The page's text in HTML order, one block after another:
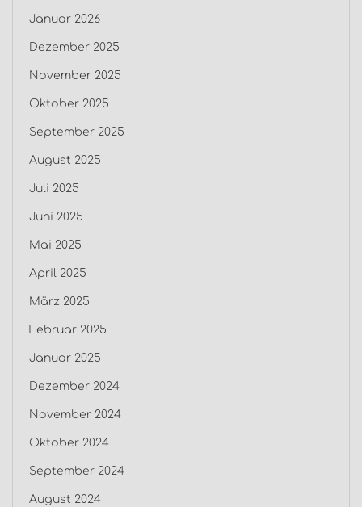
Januar 2026
Dezember 2025
November 2025
Oktober 2025
September 2025
August 2025
Juli 2025
Juni 2025
Mai 2025
April 2025
März 2025
Februar 2025
Januar 2025
Dezember 2024
November 2024
Oktober 2024
September 2024
August 2024